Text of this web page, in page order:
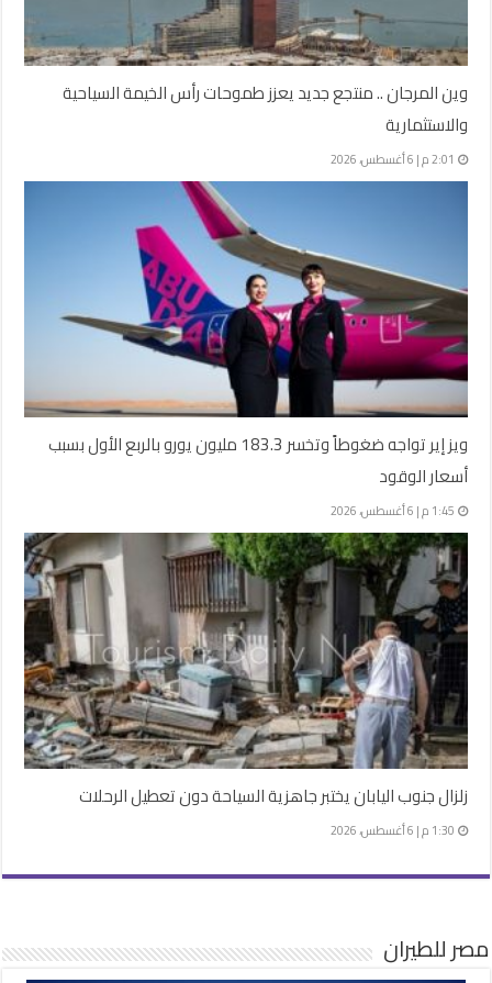
وين المرجان .. منتجع جديد يعزز طموحات رأس الخيمة السياحية
والاستثمارية
2:01 م | 6 أغسطس، 2026
ويز إير تواجه ضغوطاً وتخسر 183.3 مليون يورو بالربع الأول بسبب
أسعار الوقود
1:45 م | 6 أغسطس، 2026
زلزال جنوب اليابان يختبر جاهزية السياحة دون تعطيل الرحلات
1:30 م | 6 أغسطس، 2026
مصر للطيران